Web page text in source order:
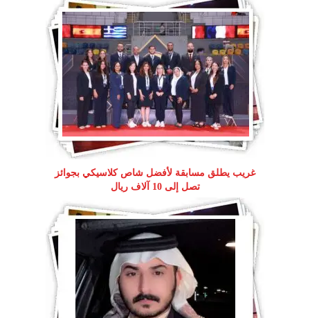
غريب يطلق مسابقة لأفضل شاص كلاسيكي بجوائز
تصل إلى 10 آلاف ريال